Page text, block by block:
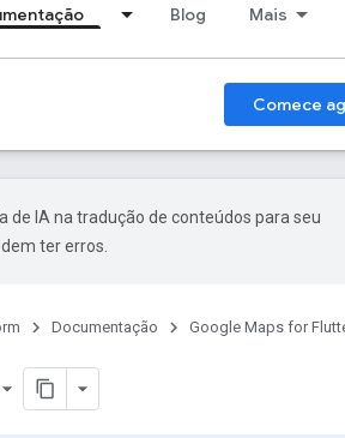
Blog Mais
Comece
de IA na tradução de conteúdos para seu
ter erros.
Documentação Google Maps for